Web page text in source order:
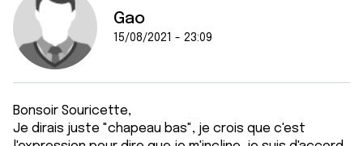
Gao
15/08/2021 - 23:09
Bonsoir Souricette,
Je dirais juste "chapeau bas", je crois que c'est